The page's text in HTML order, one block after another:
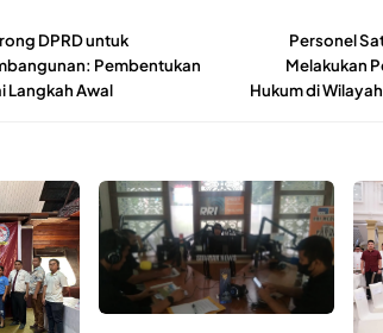
DPRD untuk
Pembentukan
Langkah Awal
Personel
Melakukan
Hukum di